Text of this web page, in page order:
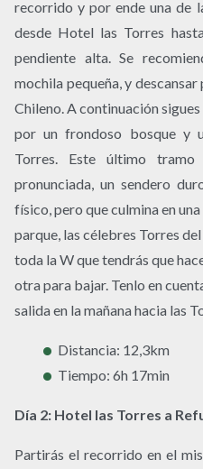
recorrido y por ende una de
desde Hotel las Torres
pendiente alta. Se
mochila pequeña, y
Chileno. A continuación
por un frondoso bosque y
Torres. Este último
pronunciada, un sendero
físico, pero que culmina en
parque, las célebres Torres
toda la W que tendrás que
otra para bajar. Tenlo en
salida en la mañana hacia las
Distancia: 12,3km
Tiempo: 6h 17min
Día 2: Hotel las Torres a
Partirás el recorrido en el